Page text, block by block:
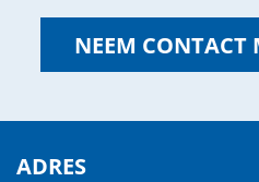
NEEM CONTACT
ADRES